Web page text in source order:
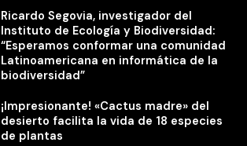
Ricardo Segovia, investigador del
Instituto de Ecología y Biodiversidad:
“Esperamos conformar una comunidad
Latinoamericana en informática de la
biodiversidad”
¡Impresionante! «Cactus madre» del
desierto facilita la vida de 18 especies
de plantas